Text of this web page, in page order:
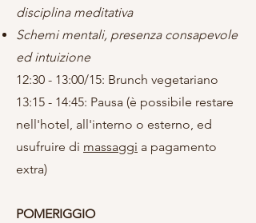
disciplina meditativa
Schemi mentali, presenza consapevole
ed intuizione
12:30 - 13:00/15: Brunch vegetariano
13:15 - 14:45: Pausa (è possibile restare
nell'hotel, all'interno o esterno, ed
usufruire di massaggi a pagamento
extra)
POMERIGGIO